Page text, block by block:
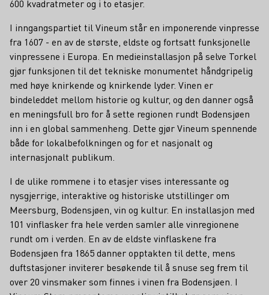
600 kvadratmeter og i to etasjer.
I inngangspartiet til Vineum står en imponerende vinpresse
fra 1607 - en av de største, eldste og fortsatt funksjonelle
vinpressene i Europa. En medieinstallasjon på selve Torkel
gjør funksjonen til det tekniske monumentet håndgripelig
med høye knirkende og knirkende lyder. Vinen er
bindeleddet mellom historie og kultur, og den danner også
en meningsfull bro for å sette regionen rundt Bodensjøen
inn i en global sammenheng. Dette gjør Vineum spennende
både for lokalbefolkningen og for et nasjonalt og
internasjonalt publikum.
I de ulike rommene i to etasjer vises interessante og
nysgjerrige, interaktive og historiske utstillinger om
Meersburg, Bodensjøen, vin og kultur. En installasjon med
101 vinflasker fra hele verden samler alle vinregionene
rundt om i verden. En av de eldste vinflaskene fra
Bodensjøen fra 1865 danner opptakten til dette, mens
duftstasjoner inviterer besøkende til å snuse seg frem til
over 20 vinsmaker som finnes i vinen fra Bodensjøen. I